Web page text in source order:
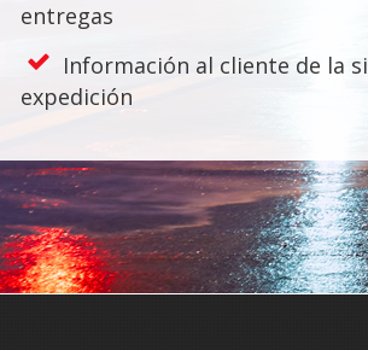
entregas
Información al cliente de la
expedición